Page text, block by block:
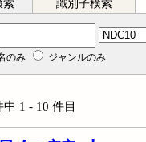
索 識別子検索
のみ ジャンルのみ
中 1 - 10 件目